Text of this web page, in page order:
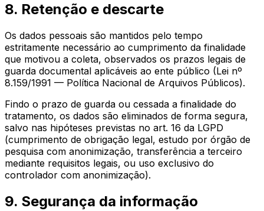
8. Retenção e descarte
Os dados pessoais são mantidos pelo tempo
estritamente necessário ao cumprimento da finalidade
que motivou a coleta, observados os prazos legais de
guarda documental aplicáveis ao ente público (Lei nº
8.159/1991 — Política Nacional de Arquivos Públicos).
Findo o prazo de guarda ou cessada a finalidade do
tratamento, os dados são eliminados de forma segura,
salvo nas hipóteses previstas no art. 16 da LGPD
(cumprimento de obrigação legal, estudo por órgão de
pesquisa com anonimização, transferência a terceiro
mediante requisitos legais, ou uso exclusivo do
controlador com anonimização).
9. Segurança da informação